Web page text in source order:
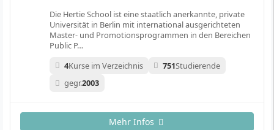
Die Hertie School ist eine staatlich anerkannte, private
Universität in Berlin mit international ausgerichteten
Master- und Promotionsprogrammen in den Bereichen
Public P…
4Kurse im Verzeichnis 751Studierende
gegr.2003
Mehr Infos